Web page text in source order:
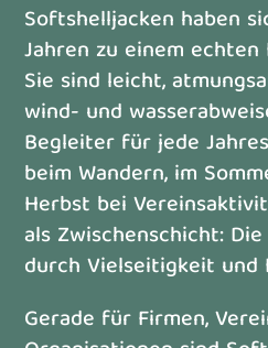
Softshelljacken haben
Jahren zu einem
Sie sind leicht,
wind- und
Begleiter für jede
beim Wandern, im
Herbst bei
als Zwischenschicht:
durch Vielseitigkeit und
Gerade für Firmen,